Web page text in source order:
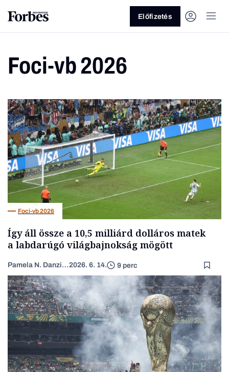
Vagy fedezze fel a következő
témákat
Üzlet Pénz Zöld Legyél jobb!
Előfizetés
Foci-vb 2026
Foci-vb 2026
Így áll össze a 10,5 milliárd dolláros matek
a labdarúgó világbajnokság mögött
Pamela N. Danziger2026. 6. 14. 9 perc